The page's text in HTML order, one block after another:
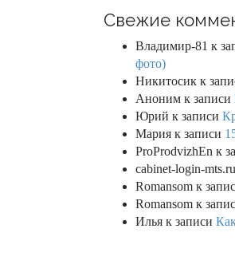
Свежие
Владимир-81 к
фото)
Никитосик к
Аноним к записи
Юрий к записи
Мария к записи
ProProdvizhEn к
cabinet-login-mts.ru
Romansom к
Romansom к
Илья к записи